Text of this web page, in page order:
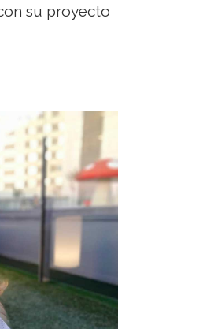
su proyecto